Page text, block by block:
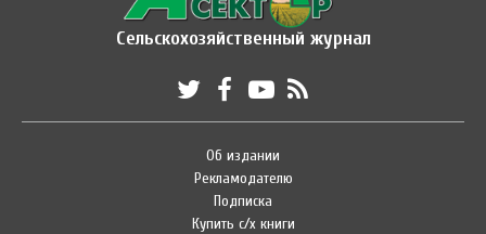
Сельскохозяйственный журнал
Об издании
Рекламодателю
Подписка
Купить с/х книги